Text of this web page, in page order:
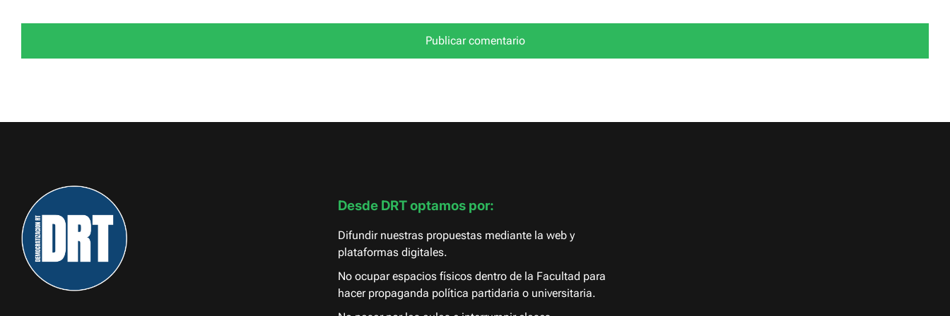
Desde DRT optamos por:
Difundir nuestras propuestas mediante la web y
plataformas digitales.
No ocupar espacios físicos dentro de la Facultad para
hacer propaganda política partidaria o universitaria.